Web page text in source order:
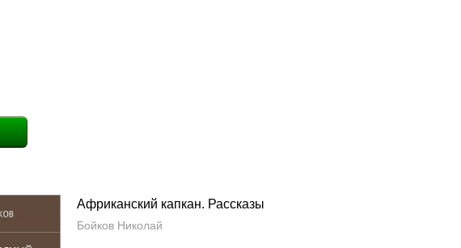
Африканский капкан. Рассказы
Бойков Николай